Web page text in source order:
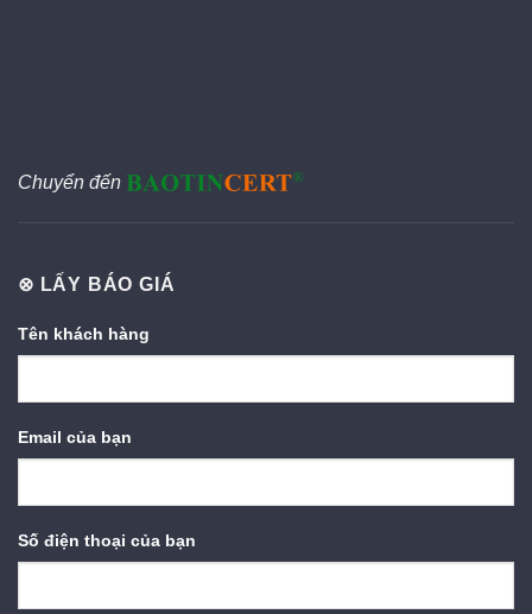
Chuyển đến
⊗ LẤY BÁO GIÁ
Tên khách hàng
Email của bạn
Số điện thoại của bạn